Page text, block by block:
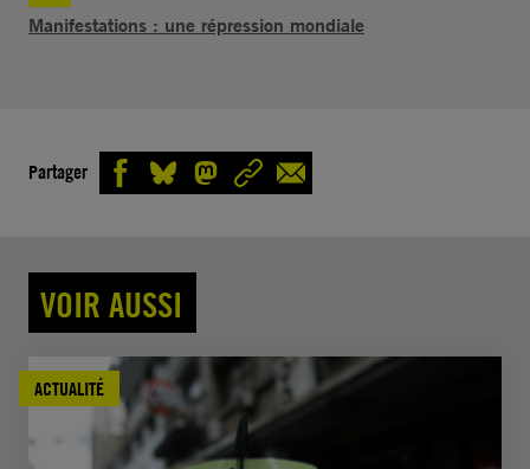
Manifestations : une répression mondiale
Partager
VOIR AUSSI
ACTUALITÉ